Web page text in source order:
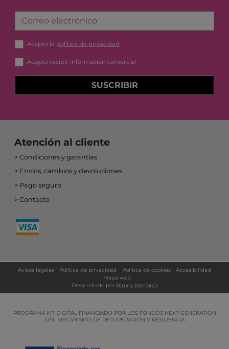
Correo electrónico
Acepto la política de privacidad
Acepto recibir información comercial
SUSCRIBIR
Atención al cliente
Condiciones y garantías
Envíos, cambios y devoluciones
Pago seguro
Contacto
Avisos legales Política de privacidad Política de cookies
Accesibilidad
Mapa web
Desarrollado por Binary Menorca
PROGRAMA KIT DIGITAL FINANCIADO POR LOS FONDOS NEXT GENERATION
DEL MECANISMO DE RECUPERACIÓN Y RESILIENCIA